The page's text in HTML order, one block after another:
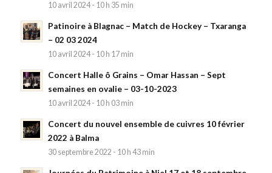
10 avril 2024 - 10 h 35 min
Patinoire à Blagnac – Match de Hockey – Txaranga
– 02 03 2024
10 avril 2024 - 10 h 17 min
Concert Halle ô Grains – Omar Hassan – Sept
semaines en ovalie – 03-10-2023
10 avril 2024 - 10 h 03 min
Concert du nouvel ensemble de cuivres 10 février
2022 à Balma
30 septembre 2022 - 10 h 43 min